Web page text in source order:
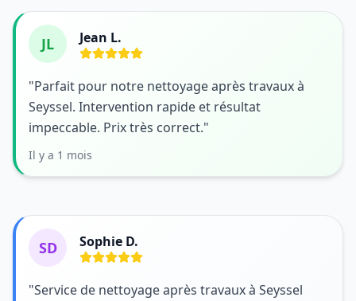
JL Jean L.
"Parfait pour notre nettoyage après travaux à
Seyssel. Intervention rapide et résultat
impeccable. Prix très correct."
Il y a 1 mois
SD Sophie D.
"Service de nettoyage après travaux à Seyssel